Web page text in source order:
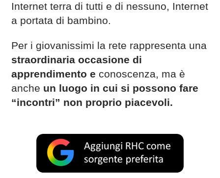
Internet terra di tutti e di nessuno, Internet
a portata di bambino.
Per i giovanissimi la rete rappresenta una
straordinaria occasione di
apprendimento e conoscenza, ma è
anche un luogo in cui si possono fare
“incontri” non proprio piacevoli.